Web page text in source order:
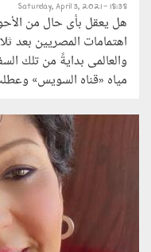
Saturday, April 3, 2021 - 18:38
هل يعقل بأى حال من
اهتمامات المصريين بعد
والعالمى بدايةً من تلك
مياه «قناه السويس»